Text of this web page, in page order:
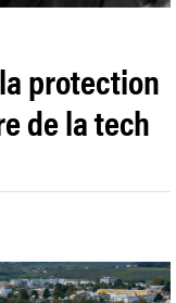
protection
de la tech